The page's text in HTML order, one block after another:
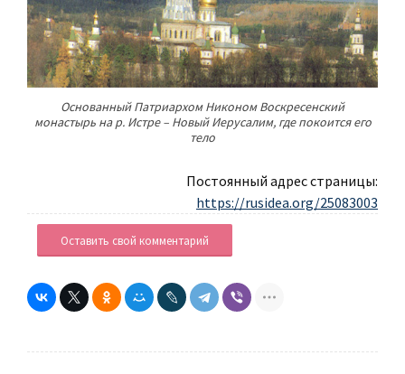
Основанный Патриархом Никоном Воскресенский
монастырь на р. Истре – Новый Иерусалим, где покоится его
тело
Постоянный адрес страницы:
https://rusidea.org/25083003
Оставить свой комментарий